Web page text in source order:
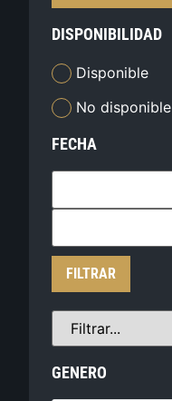
DISPONIBILIDAD
Disponible
No disponible
FECHA
FILTRAR
GENERO